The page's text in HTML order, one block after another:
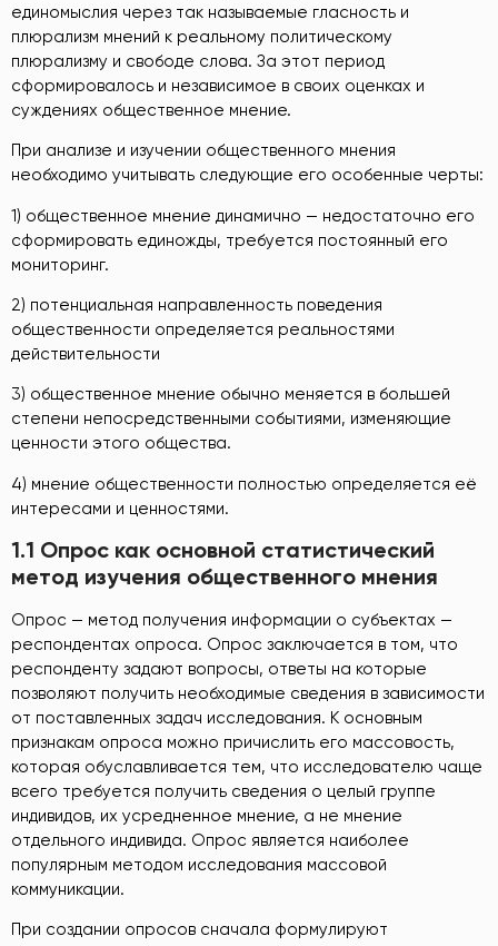
единомыслия через так называемые гласность и
плюрализм мнений к реальному политическому
плюрализму и свободе слова. За этот период
сформировалось и независимое в своих оценках и
суждениях общественное мнение.
При анализе и изучении общественного мнения
необходимо учитывать следующие его особенные черты:
1) общественное мнение динамично — недостаточно его
сформировать единожды, требуется постоянный его
мониторинг.
2) потенциальная направленность поведения
общественности определяется реальностями
действительности
3) общественное мнение обычно меняется в большей
степени непосредственными событиями, изменяющие
ценности этого общества.
4) мнение общественности полностью определяется её
интересами и ценностями.
1.1 Опрос как основной статистический
метод изучения общественного мнения
Опрос — метод получения информации о субъектах —
респондентах опроса. Опрос заключается в том, что
респонденту задают вопросы, ответы на которые
позволяют получить необходимые сведения в зависимости
от поставленных задач исследования. К основным
признакам опроса можно причислить его массовость,
которая обуславливается тем, что исследователю чаще
всего требуется получить сведения о целый группе
индивидов, их усредненное мнение, а не мнение
отдельного индивида. Опрос является наиболее
популярным методом исследования массовой
коммуникации.
При создании опросов сначала формулируют